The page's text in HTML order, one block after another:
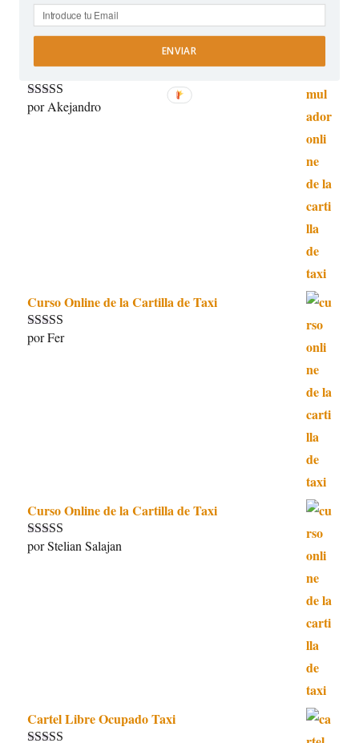
Simulador Online de la Cartilla de Taxi
Valorado con
por Akejandro
Curso Online de la Cartilla de Taxi
Valorado con
por Fer
Curso Online de la Cartilla de Taxi
Valorado con
por Stelian Salajan
Cartel Libre Ocupado Taxi
ENVIAR